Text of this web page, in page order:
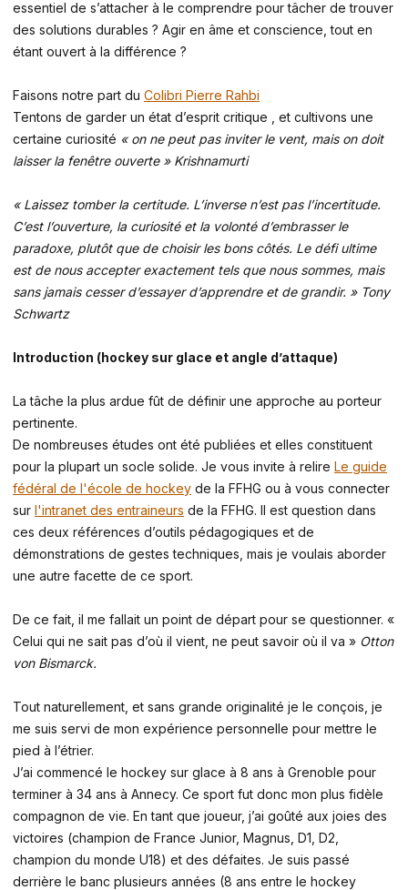
essentiel de s’attacher à le comprendre pour tâcher de trouver
des solutions durables ? Agir en âme et conscience, tout en
étant ouvert à la différence ?
Faisons notre part du Colibri Pierre Rahbi
Tentons de garder un état d’esprit critique , et cultivons une
certaine curiosité « on ne peut pas inviter le vent, mais on doit
laisser la fenêtre ouverte » Krishnamurti
« Laissez tomber la certitude. L’inverse n’est pas l’incertitude.
C’est l’ouverture, la curiosité et la volonté d’embrasser le
paradoxe, plutôt que de choisir les bons côtés. Le défi ultime
est de nous accepter exactement tels que nous sommes, mais
sans jamais cesser d’essayer d’apprendre et de grandir. » Tony
Schwartz
Introduction (hockey sur glace et angle d’attaque)
La tâche la plus ardue fût de définir une approche au porteur
pertinente.
De nombreuses études ont été publiées et elles constituent
pour la plupart un socle solide. Je vous invite à relire Le guide
fédéral de l'école de hockey de la FFHG ou à vous connecter
sur l'intranet des entraineurs de la FFHG. Il est question dans
ces deux références d’outils pédagogiques et de
démonstrations de gestes techniques, mais je voulais aborder
une autre facette de ce sport.
De ce fait, il me fallait un point de départ pour se questionner. «
Celui qui ne sait pas d’où il vient, ne peut savoir où il va » Otton
von Bismarck.
Tout naturellement, et sans grande originalité je le conçois, je
me suis servi de mon expérience personnelle pour mettre le
pied à l’étrier.
J’ai commencé le hockey sur glace à 8 ans à Grenoble pour
terminer à 34 ans à Annecy. Ce sport fut donc mon plus fidèle
compagnon de vie. En tant que joueur, j’ai goûté aux joies des
victoires (champion de France Junior, Magnus, D1, D2,
champion du monde U18) et des défaites. Je suis passé
derrière le banc plusieurs années (8 ans entre le hockey